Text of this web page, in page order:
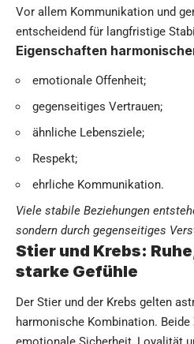
Vor allem Kommunikation und
entscheidend für langfristige
Eigenschaften
emotionale Offenheit;
gegenseitiges Vertrauen;
ähnliche Lebensziele;
Respekt;
ehrliche Kommunikation.
Viele stabile Beziehungen
sondern durch gegenseitiges
Stier und Krebs:
starke Gefühle
Der Stier und der Krebs gelten
harmonische Kombination.